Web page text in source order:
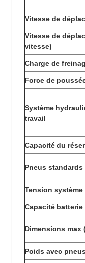
Vitesse de
Vitesse de
vitesse)
Charge de
Force de
Système
travail
Capacité du
Pneus standards
Tension système
Capacité batterie
Dimensions max
Poids avec